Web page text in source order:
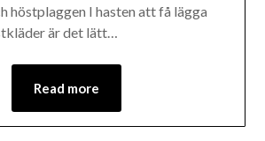
höstplaggen I hasten att få lägga
är det lätt…
Read more